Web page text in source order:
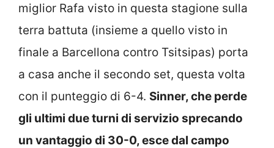
miglior Rafa visto in questa stagione sulla
terra battuta (insieme a quello visto in
finale a Barcellona contro Tsitsipas) porta
a casa anche il secondo set, questa volta
con il punteggio di 6-4. Sinner, che perde
gli ultimi due turni di servizio sprecando
un vantaggio di 30-0, esce dal campo